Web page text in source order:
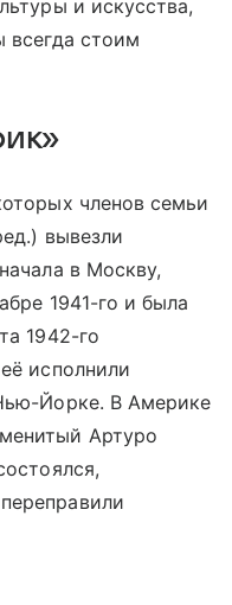
и искусства,
стоим
членов семьи
вывезли
в Москву,
1941-го и была
1942-го
исполнили
Йорке. В Америке
Артуро